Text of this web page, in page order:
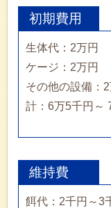
初期費用
生体代：2万円
ケージ：2万円
その他の設備：
計：6万5千円～
維持費
餌代：2千円～3